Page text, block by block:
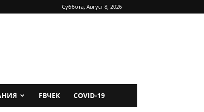
Суббота, Август 8, 2026
FBЧЕК COVID-19